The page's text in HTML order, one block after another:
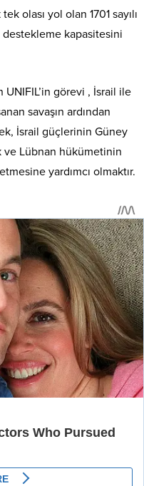
olası yol olan 1701 sayılı
kapasitesini
görevi , İsrail ile
savaşın ardından
İsrail güçlerinin Güney
ve Lübnan hükümetinin
yardımcı olmaktır.